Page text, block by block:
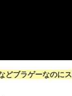
どブラゲーなのにス